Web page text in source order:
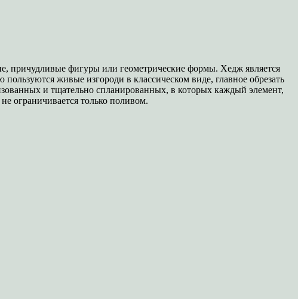
причудливые фигуры или геометрические формы. Хедж является
живые изгороди в классическом виде, главное обрезать
и тщательно спланированных, в которых каждый элемент,
ограничивается только поливом.